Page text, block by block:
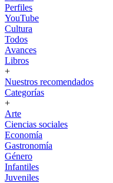
Perfiles
YouTube
Cultura
Todos
Avances
Libros
+
Nuestros recomendados
Categorías
+
Arte
Ciencias sociales
Economía
Gastronomía
Género
Infantiles
Juveniles